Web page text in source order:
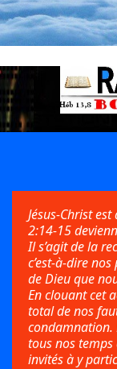
Jésus-Christ
2:14-15
Il s’agit de la
c’est-à-dire
de Dieu que
En clouant cet
total de nos
condamnation.
tous nos
invités à y